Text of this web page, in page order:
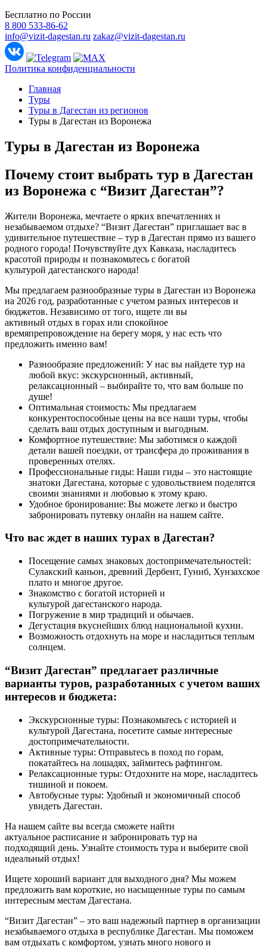
Бесплатно по России
8 800 533-86-62
info@vizit-dagestan.ru zakaz@vizit-dagestan.ru
Политика конфиденциальности
Главная
Туры
Туры в Дагестан из регионов
Туры в Дагестан из Воронежа
Туры в Дагестан из Воронежа
Почему стоит выбрать тур в Дагестан
из Воронежа с “Визит Дагестан”?
Жители Воронежа, мечтаете о ярких впечатлениях и
незабываемом отдыхе? “Визит Дагестан” приглашает вас в
удивительное путешествие – тур в Дагестан прямо из вашего
родного города! Почувствуйте дух Кавказа, насладитесь
красотой природы и познакомьтесь с богатой
культурой дагестанского народа!
Мы предлагаем разнообразные туры в Дагестан из Воронежа
на 2026 год, разработанные с учетом разных интересов и
бюджетов. Независимо от того, ищете ли вы
активный отдых в горах или спокойное
времяпрепровождение на берегу моря, у нас есть что
предложить именно вам!
Разнообразие предложений: У нас вы найдете тур на
любой вкус: экскурсионный, активный,
релаксационный – выбирайте то, что вам больше по
душе!
Оптимальная стоимость: Мы предлагаем
конкурентоспособные цены на все наши туры, чтобы
сделать ваш отдых доступным и выгодным.
Комфортное путешествие: Мы заботимся о каждой
детали вашей поездки, от трансфера до проживания в
проверенных отелях.
Профессиональные гиды: Наши гиды – это настоящие
знатоки Дагестана, которые с удовольствием поделятся
своими знаниями и любовью к этому краю.
Удобное бронирование: Вы можете легко и быстро
забронировать путевку онлайн на нашем сайте.
Что вас ждет в наших турах в Дагестан?
Посещение самых знаковых достопримечательностей:
Сулакский каньон, древний Дербент, Гуниб, Хунзахское
плато и многое другое.
Знакомство с богатой историей и
культурой дагестанского народа.
Погружение в мир традиций и обычаев.
Дегустация вкуснейших блюд национальной кухни.
Возможность отдохнуть на море и насладиться теплым
солнцем.
“Визит Дагестан” предлагает различные
варианты туров, разработанных с учетом ваших
интересов и бюджета:
Экскурсионные туры: Познакомьтесь с историей и
культурой Дагестана, посетите самые интересные
достопримечательности.
Активные туры: Отправьтесь в поход по горам,
покатайтесь на лошадях, займитесь рафтингом.
Релаксационные туры: Отдохните на море, насладитесь
тишиной и покоем.
Автобусные туры: Удобный и экономичный способ
увидеть Дагестан.
На нашем сайте вы всегда сможете найти
актуальное расписание и забронировать тур на
подходящий день. Узнайте стоимость тура и выберите свой
идеальный отдых!
Ищете хороший вариант для выходного дня? Мы можем
предложить вам короткие, но насыщенные туры по самым
интересным местам Дагестана.
“Визит Дагестан” – это ваш надежный партнер в организации
незабываемого отдыха в республике Дагестан. Мы поможем
вам отдыхать с комфортом, узнать много нового и